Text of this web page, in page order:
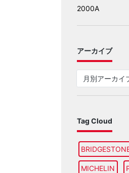
2000A
アーカイブ
月別アーカイ
Tag Cloud
MICHELIN